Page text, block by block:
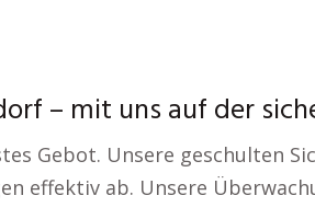
– mit uns auf der
Gebot. Unsere geschulten
effektiv ab. Unsere